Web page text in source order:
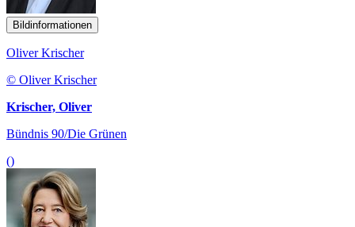
Bildinformationen
Oliver Krischer
© Oliver Krischer
Krischer, Oliver
Bündnis 90/Die Grünen
()